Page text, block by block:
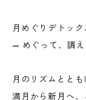
月めぐりデトック
— めぐって、調
月のリズムとと
満月から新月へ